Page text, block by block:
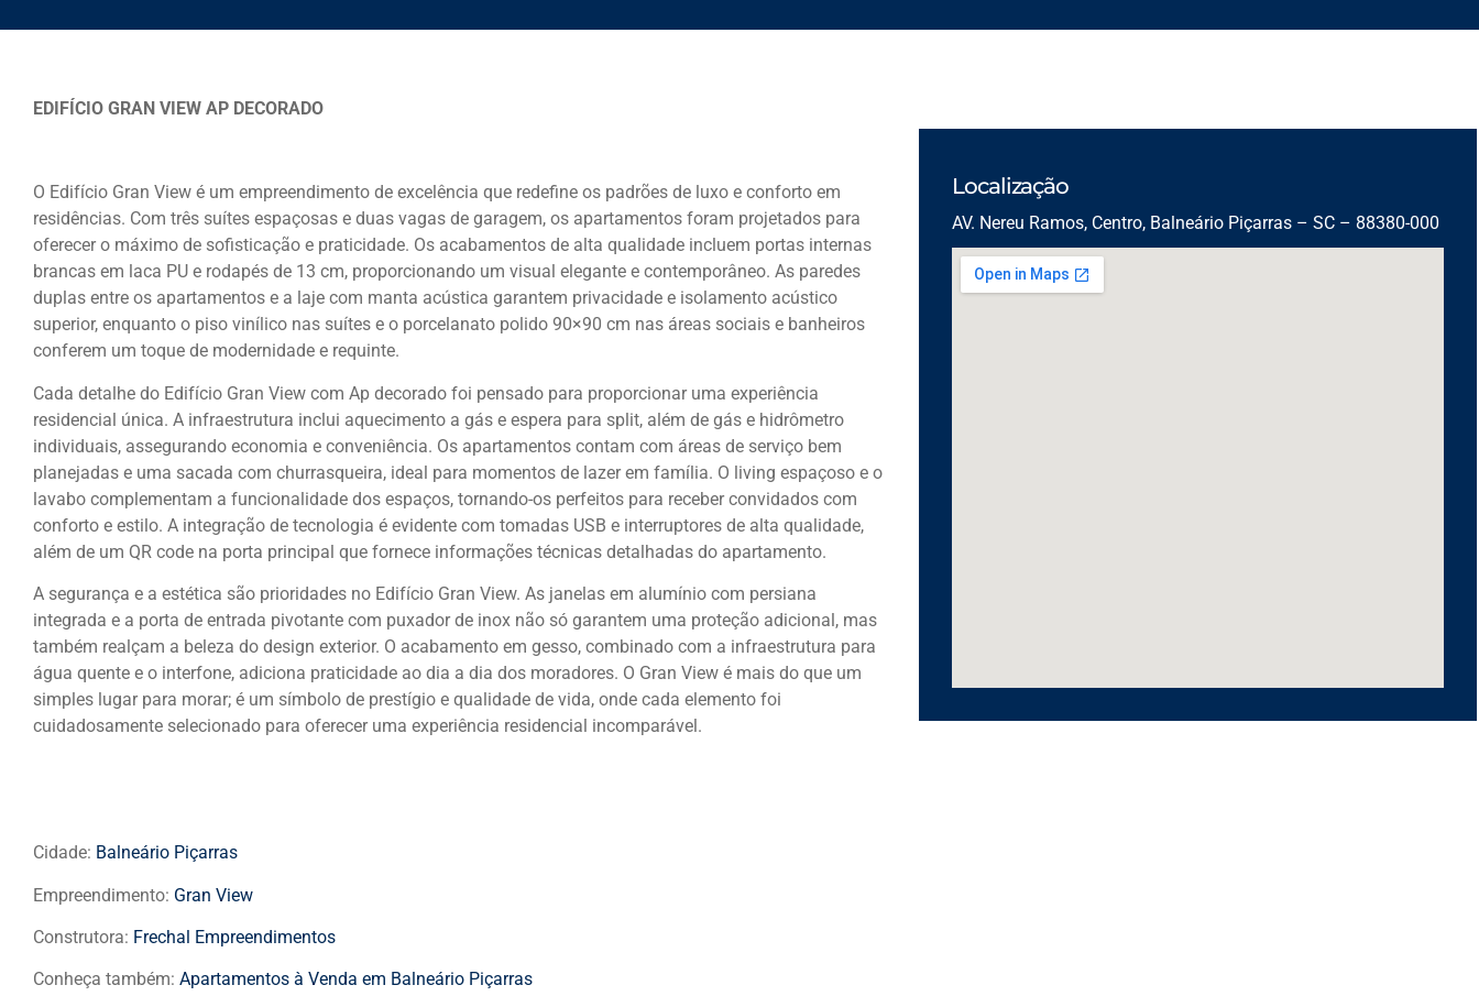
EDIFÍCIO GRAN VIEW AP DECORADO
O Edifício Gran View é um empreendimento de excelência que redefine os padrões de luxo e conforto em
residências. Com três suítes espaçosas e duas vagas de garagem, os apartamentos foram projetados para
oferecer o máximo de sofisticação e praticidade. Os acabamentos de alta qualidade incluem portas internas
brancas em laca PU e rodapés de 13 cm, proporcionando um visual elegante e contemporâneo. As paredes
duplas entre os apartamentos e a laje com manta acústica garantem privacidade e isolamento acústico
superior, enquanto o piso vinílico nas suítes e o porcelanato polido 90×90 cm nas áreas sociais e banheiros
conferem um toque de modernidade e requinte.
Cada detalhe do Edifício Gran View com Ap decorado foi pensado para proporcionar uma experiência
residencial única. A infraestrutura inclui aquecimento a gás e espera para split, além de gás e hidrômetro
individuais, assegurando economia e conveniência. Os apartamentos contam com áreas de serviço bem
planejadas e uma sacada com churrasqueira, ideal para momentos de lazer em família. O living espaçoso e o
lavabo complementam a funcionalidade dos espaços, tornando-os perfeitos para receber convidados com
conforto e estilo. A integração de tecnologia é evidente com tomadas USB e interruptores de alta qualidade,
além de um QR code na porta principal que fornece informações técnicas detalhadas do apartamento.
A segurança e a estética são prioridades no Edifício Gran View. As janelas em alumínio com persiana
integrada e a porta de entrada pivotante com puxador de inox não só garantem uma proteção adicional, mas
também realçam a beleza do design exterior. O acabamento em gesso, combinado com a infraestrutura para
água quente e o interfone, adiciona praticidade ao dia a dia dos moradores. O Gran View é mais do que um
simples lugar para morar; é um símbolo de prestígio e qualidade de vida, onde cada elemento foi
cuidadosamente selecionado para oferecer uma experiência residencial incomparável.
Cidade: Balneário Piçarras
Empreendimento: Gran View
Construtora: Frechal Empreendimentos
Conheça também: Apartamentos à Venda em Balneário Piçarras
Localização
AV. Nereu Ramos, Centro, Balneário Piçarras – SC – 88380-000